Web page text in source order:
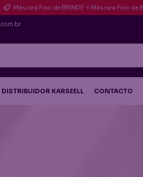
de BRINDE ⭐ Máscara Fino de BRINDE
KARSEELL CONTACTO